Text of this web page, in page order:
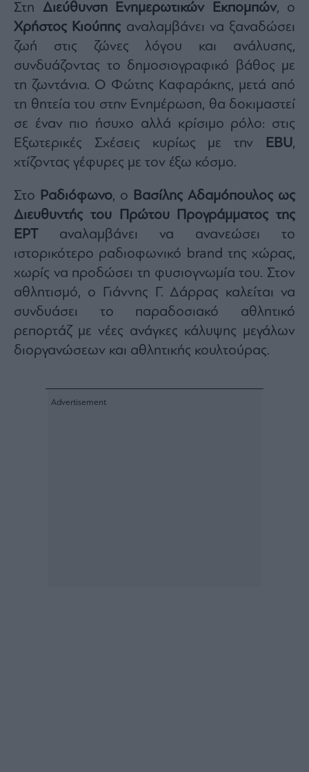
Στη Διεύθυνση Ενημερωτικών Εκπομπών, ο
Χρήστος Κιούπης αναλαμβάνει να ξαναδώσει
ζωή στις ζώνες λόγου και ανάλυσης,
συνδυάζοντας το δημοσιογραφικό βάθος με
τη ζωντάνια. Ο Φώτης Καφαράκης, μετά από
τη θητεία του στην Ενημέρωση, θα δοκιμαστεί
σε έναν πιο ήσυχο αλλά κρίσιμο ρόλο: στις
Εξωτερικές Σχέσεις κυρίως με την EBU,
χτίζοντας γέφυρες με τον έξω κόσμο.
Στο Ραδιόφωνο, ο Βασίλης Αδαμόπουλος ως
Διευθυντής του Πρώτου Προγράμματος της
ΕΡΤ αναλαμβάνει να ανανεώσει το
ιστορικότερο ραδιοφωνικό brand της χώρας,
χωρίς να προδώσει τη φυσιογνωμία του. Στον
αθλητισμό, ο Γιάννης Γ. Δάρρας καλείται να
συνδυάσει το παραδοσιακό αθλητικό
ρεπορτάζ με νέες ανάγκες κάλυψης μεγάλων
διοργανώσεων και αθλητικής κουλτούρας.